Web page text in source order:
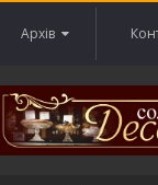
Архів